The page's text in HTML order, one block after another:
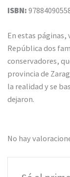
ISBN:
En estas páginas,
República dos
conservadores,
provincia de
la realidad y se
dejaron.
No hay